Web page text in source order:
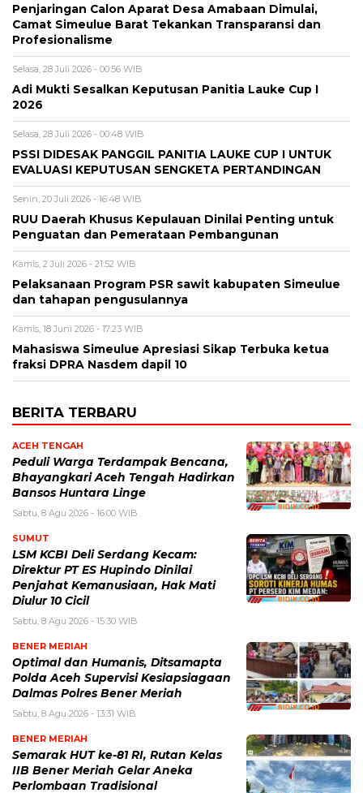
Penjaringan Calon Aparat Desa Amabaan Dimulai,
Camat Simeulue Barat Tekankan Transparansi dan
Profesionalisme
Selasa, 28 Juli 2026 - 00:56 WIB
Adi Mukti Sesalkan Keputusan Panitia Lauke Cup I
2026
Selasa, 28 Juli 2026 - 00:48 WIB
PSSI DIDESAK PANGGIL PANITIA LAUKE CUP I UNTUK
EVALUASI KEPUTUSAN SENGKETA PERTANDINGAN
Senin, 20 Juli 2026 - 16:48 WIB
RUU Daerah Khusus Kepulauan Dinilai Penting untuk
Penguatan dan Pemerataan Pembangunan
Kamis, 2 Juli 2026 - 21:52 WIB
Pelaksanaan Program PSR sawit kabupaten Simeulue
dan tahapan pengusulannya
Kamis, 18 Juni 2026 - 17:23 WIB
Mahasiswa Simeulue Apresiasi Sikap Terbuka ketua
fraksi DPRA Nasdem dapil 10
BERITA TERBARU
ACEH TENGAH
Peduli Warga Terdampak Bencana,
Bhayangkari Aceh Tengah Hadirkan
Bansos Huntara Linge
Sabtu, 8 Agu 2026 - 16:00 WIB
SUMUT
LSM KCBI Deli Serdang Kecam:
Direktur PT ES Hupindo Dinilai
Penjahat Kemanusiaan, Hak Mati
Diulur 10 Cicil
Sabtu, 8 Agu 2026 - 15:30 WIB
BENER MERIAH
Optimal dan Humanis, Ditsamapta
Polda Aceh Supervisi Kesiapsiagaan
Dalmas Polres Bener Meriah
Sabtu, 8 Agu 2026 - 13:31 WIB
BENER MERIAH
Semarak HUT ke-81 RI, Rutan Kelas
IIB Bener Meriah Gelar Aneka
Perlombaan Tradisional